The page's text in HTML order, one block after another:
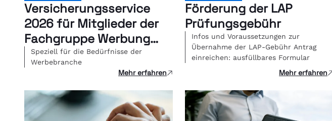
Versicherungsservice
2026 für Mitglieder der
Fachgruppe Werbung
Wien
Speziell für die Bedürfnisse der
Werbebranche
Mehr erfahren
Förderung der LAP
Prüfungsgebühr
Infos und Voraussetzungen zur
Übernahme der LAP-Gebühr Antrag
einreichen: ausfüllbares Formular
Mehr erfahren